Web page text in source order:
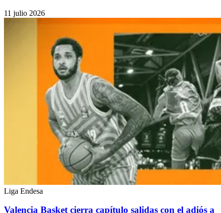
11 julio 2026
Liga Endesa
Valencia Basket cierra capítulo salidas con el adiós a